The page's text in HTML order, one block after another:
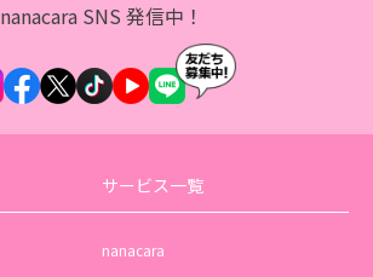
nanacara SNS 発信中！
サービス一覧
nanacara